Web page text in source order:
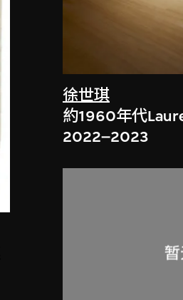
徐世琪
約1960年代
2022–2023